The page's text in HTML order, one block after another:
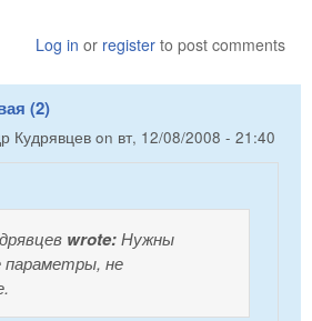
Log in or register to post comments
(2)
Кудрявцев on вт, 12/08/2008 - 21:40
wrote:Нужны
параметры, не